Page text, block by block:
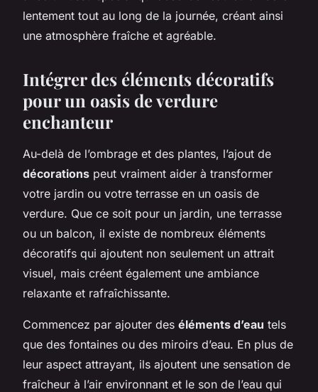
lentement tout au long de la journée, créant ainsi
une atmosphère fraîche et agréable.
Intégrer des éléments décoratifs
pour un oasis de verdure
enchanteur
Au-delà de l’ombrage et des plantes, l’ajout de
décorations peut vraiment aider à transformer
votre jardin ou votre terrasse en un oasis de
verdure. Que ce soit pour un jardin, une terrasse
ou un balcon, il existe de nombreux éléments
décoratifs qui ajoutent non seulement un attrait
visuel, mais créent également une ambiance
relaxante et rafraîchissante.
Commencez par ajouter des éléments d’eau tels
que des fontaines ou des miroirs d’eau. En plus de
leur aspect attrayant, ils ajoutent une sensation de
fraîcheur à l’air environnant et le son de l’eau qui